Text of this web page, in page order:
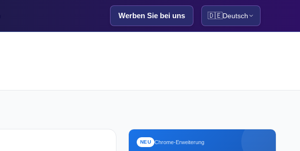
Werben Sie bei uns 🇩🇪Deutsch
NEU Chrome-Erweiterung